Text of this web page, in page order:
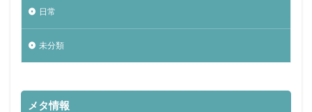
日常
未分類
メタ情報